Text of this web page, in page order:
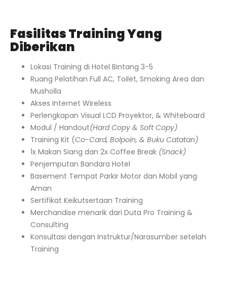
Fasilitas Training Yang
Diberikan
Lokasi Training di Hotel Bintang 3-5
Ruang Pelatihan Full AC, Toilet, Smoking Area dan
Musholla
Akses Internet Wireless
Perlengkapan Visual LCD Proyektor, & Whiteboard
Modul / Handout(Hard Copy & Soft Copy)
Training Kit (Co-Card, Bolpoin, & Buku Catatan)
1x Makan Siang dan 2x Coffee Break (Snack)
Penjemputan Bandara Hotel
Basement Tempat Parkir Motor dan Mobil yang
Aman
Sertifikat Keikutsertaan Training
Merchandise menarik dari Duta Pro Training &
Consulting
Konsultasi dengan Instruktur/Narasumber setelah
Training